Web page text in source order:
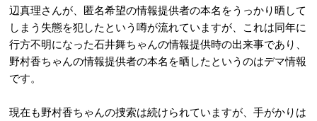
辺真理さんが、匿名希望の情報提供者の本名をうっかり晒して
しまう失態を犯したという噂が流れていますが、これは同年に
行方不明になった石井舞ちゃんの情報提供時の出来事であり、
野村香ちゃんの情報提供者の本名を晒したというのはデマ情報
です。
現在も野村香ちゃんの捜索は続けられていますが、手がかりは